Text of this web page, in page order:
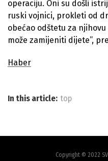
operaciju. Oni su došli
ruski vojnici, prokleti od
obećao odštetu za
može zamijeniti dijete”,
Haber
In this article: top
Copyright © 2022